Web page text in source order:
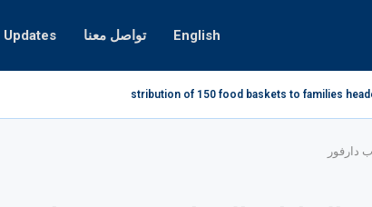
Updates تواصل معنا English
Distribution of 150 food baskets to families
دارفور